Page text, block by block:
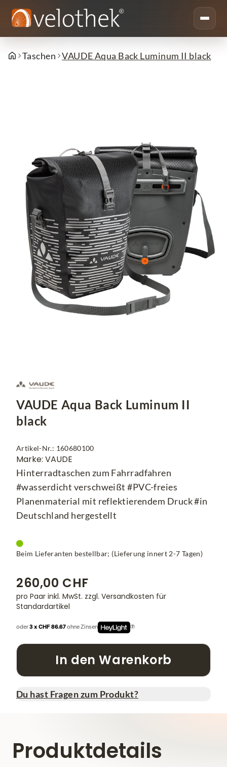
Taschen VAUDE Aqua Back Luminum II black
VAUDE Aqua Back Luminum II
black
Artikel-Nr.: 160680100
Marke: VAUDE
Hinterradtaschen zum Fahrradfahren
#wasserdicht verschweißt #PVC-freies
Planenmaterial mit reflektierendem Druck #in
Deutschland hergestellt
Beim Lieferanten bestellbar; (Lieferung innert 2-7 Tagen)
260,00 CHF
pro Paar inkl. MwSt. zzgl. Versandkosten für
Standardartikel
oder3 x CHF 86.67ohne Zinsen
In den Warenkorb
Du hast Fragen zum Produkt?
Produktdetails